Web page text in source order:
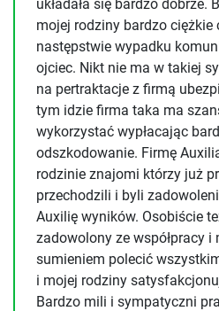
układała się bardzo dobrze.
mojej rodziny bardzo ciężkie
następstwie wypadku
ojciec. Nikt nie ma w takiej
na pertraktacje z firmą
tym idzie firma taka ma
wykorzystać wypłacając
odszkodowanie. Firmę
rodzinie znajomi którzy już
przechodzili i byli
Auxilię wyników. Osobiście
zadowolony ze współpracy i
sumieniem polecić
i mojej rodziny
Bardzo mili i sympatyczni